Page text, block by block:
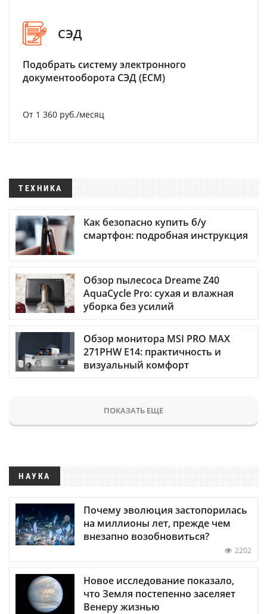
СЭД
Подобрать систему электронного
документооборота СЭД (ECM)
От 1 360 руб./месяц
ТЕХНИКА
Как безопасно купить б/у
смартфон: подробная инструкция
Обзор пылесоса Dreame Z40
AquaCycle Pro: сухая и влажная
уборка без усилий
Обзор монитора MSI PRO MAX
271PHW E14: практичность и
визуальный комфорт
ПОКАЗАТЬ ЕЩЕ
НАУКА
Почему эволюция застопорилась
на миллионы лет, прежде чем
внезапно возобновиться?
2202
Новое исследование показало,
что Земля постепенно заселяет
Венеру жизнью